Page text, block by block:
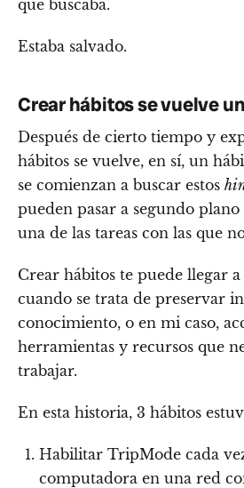
que buscaba.
Estaba salvado.
Crear hábitos se vuelve
Después de cierto tiempo y
hábitos se vuelve, en sí, un
se comienzan a buscar estos
pueden pasar a segundo plano
una de las tareas con las que
Crear hábitos te puede llegar
cuando se trata de preservar
conocimiento, o en mi caso,
herramientas y recursos que
trabajar.
En esta historia, 3 hábitos
Habilitar TripMode cada
computadora en una red